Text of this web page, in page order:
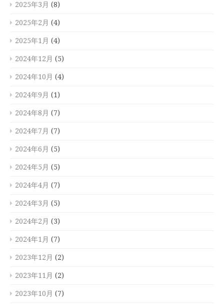
2025年3月 (8)
2025年2月 (4)
2025年1月 (4)
2024年12月 (5)
2024年10月 (4)
2024年9月 (1)
2024年8月 (7)
2024年7月 (7)
2024年6月 (5)
2024年5月 (5)
2024年4月 (7)
2024年3月 (5)
2024年2月 (3)
2024年1月 (7)
2023年12月 (2)
2023年11月 (2)
2023年10月 (7)